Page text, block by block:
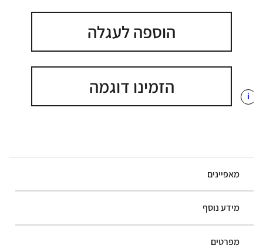
הוספה לעגלה
הזמינו דוגמה i
מאפיינים
מידע נוסף
מפרטים